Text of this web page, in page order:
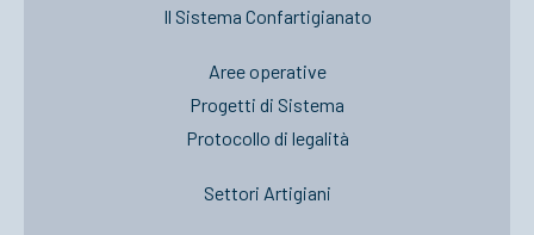
Il Sistema Confartigianato
Aree operative
Progetti di Sistema
Protocollo di legalità
Settori Artigiani